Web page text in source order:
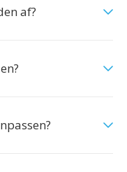
af?